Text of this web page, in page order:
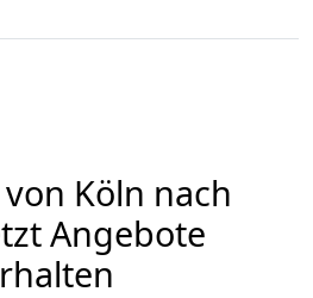
Köln nach
Angebote